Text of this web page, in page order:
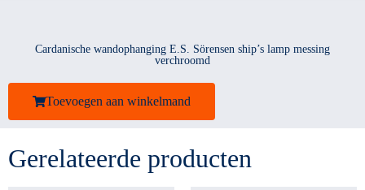
Cardanische wandophanging E.S. Sörensen ship’s lamp messing
verchroomd
Toevoegen aan winkelmand
Gerelateerde producten